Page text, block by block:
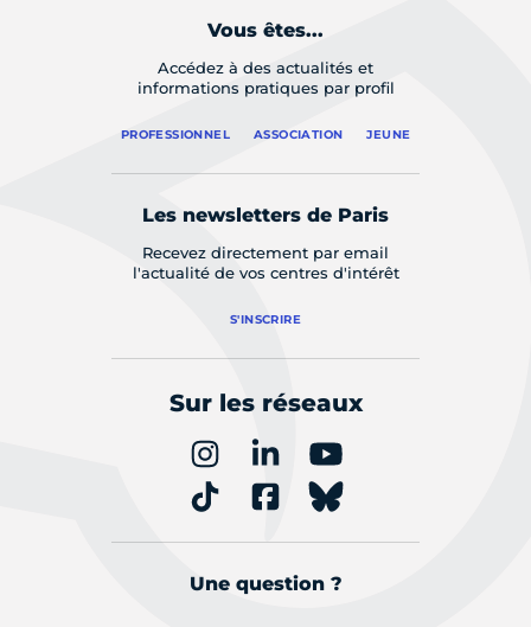
Vous êtes...
Accédez à des actualités et
informations pratiques par profil
PROFESSIONNEL ASSOCIATION JEUNE
Les newsletters de Paris
Recevez directement par email
l'actualité de vos centres d'intérêt
S'INSCRIRE
Sur les réseaux
Une question ?